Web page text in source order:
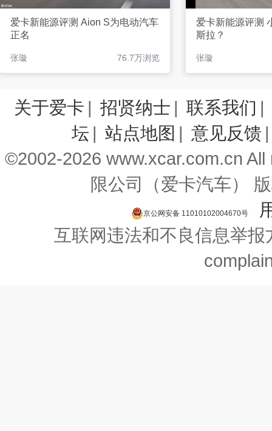
爱卡新能源评测 Aion S为电动汽车
正名
张璇 76.7万浏览
爱卡新能源评测
斯拉？
张璇
关于爱卡 | 招贤纳士 | 联系我们 |
坛 | 站点地图 | 意见反馈
©2002-2026 www.xcar.com.cn
限公司（爱卡汽车）
京公网安备 11010102004670号
互联网违法和不良信息举